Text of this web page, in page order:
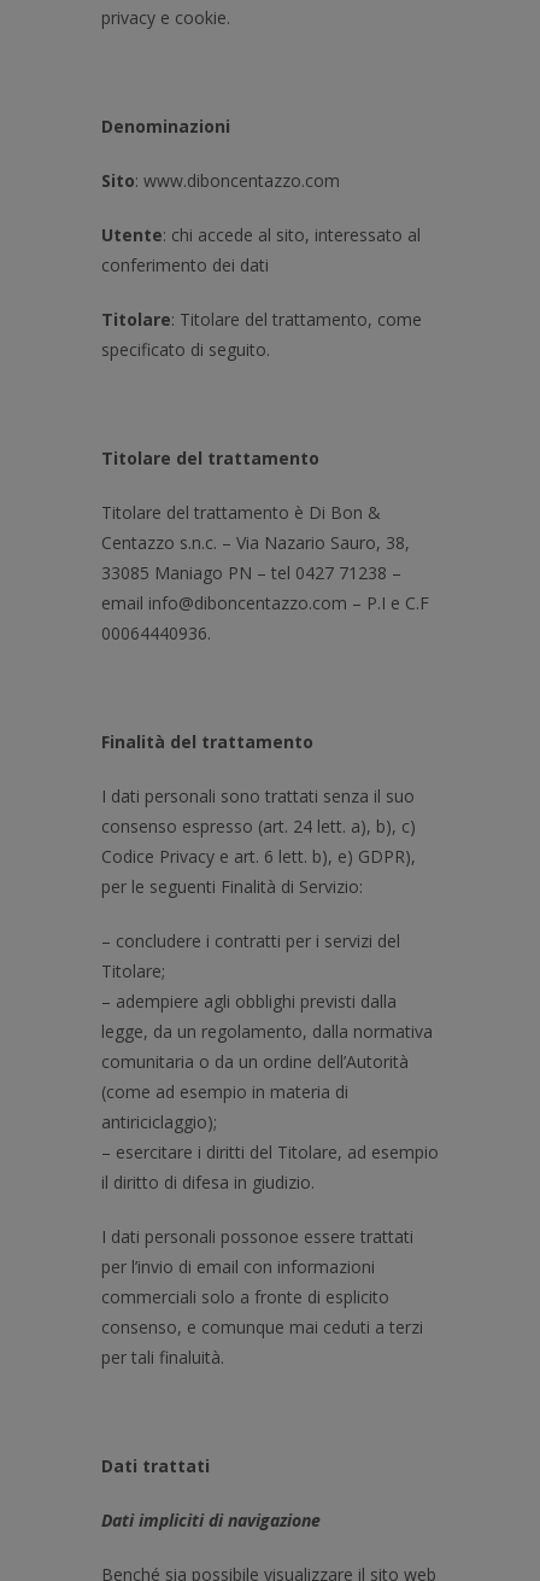
privacy e cookie.
Denominazioni
Sito: www.diboncentazzo.com
Utente: chi accede al sito, interessato al
conferimento dei dati
Titolare: Titolare del trattamento, come
specificato di seguito.
Titolare del trattamento
Titolare del trattamento è Di Bon &
Centazzo s.n.c. – Via Nazario Sauro, 38,
33085 Maniago PN – tel 0427 71238 –
email info@diboncentazzo.com – P.I e C.F
00064440936.
Finalità del trattamento
I dati personali sono trattati senza il suo
consenso espresso (art. 24 lett. a), b), c)
Codice Privacy e art. 6 lett. b), e) GDPR),
per le seguenti Finalità di Servizio:
– concludere i contratti per i servizi del
Titolare;
– adempiere agli obblighi previsti dalla
legge, da un regolamento, dalla normativa
comunitaria o da un ordine dell’Autorità
(come ad esempio in materia di
antiriciclaggio);
– esercitare i diritti del Titolare, ad esempio
il diritto di difesa in giudizio.
I dati personali possonoe essere trattati
per l’invio di email con informazioni
commerciali solo a fronte di esplicito
consenso, e comunque mai ceduti a terzi
per tali finaluità.
Dati trattati
Dati impliciti di navigazione
Benché sia possibile visualizzare il sito web